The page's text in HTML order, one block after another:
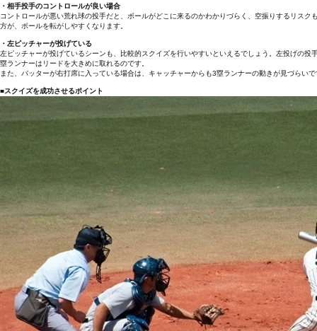
・相手投手のコントロールが良い場合
コントロールが悪い荒れ球の投手だと、ボールがどこに来るのかわかりづらく、空振りするリス
方が、ボールを転がしやすくなります。
・左ピッチャーが投げている
左ピッチャーが投げているシーンも、比較的スクイズを行いやすいといえるでしょう。左投げの
塁ランナーはリードを大きめに取れるのです。
また、バッターが右打席に入っている場合は、キャッチャーからも3塁ランナーの動きが見づら
■スクイズを成功させるポイント